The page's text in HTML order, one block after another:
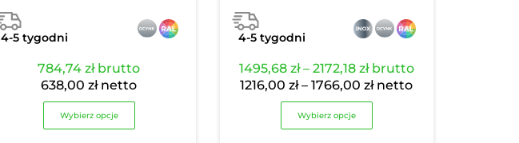
4-5 tygodni
784,74złbrutto
638,00złnetto
Wybierz opcje
4-5 tygodni
1495,68 zł – 2172,18 złZakres
cen:
od
do
brutto
1216,00zł – 1766,00złZakres
netto
Wybierz opcje